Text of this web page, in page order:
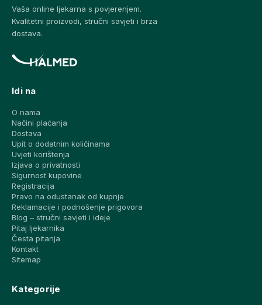
Vaša online ljekarna s povjerenjem.
Kvalitetni proizvodi, stručni savjeti i brza
dostava.
Idi na
O nama
Načini plaćanja
Dostava
Upit o dodatnim količinama
Uvjeti korištenja
Izjava o privatnosti
Sigurnost kupovine
Registracija
Pravo na odustanak od kupnje
Reklamacije i podnošenje prigovora
Blog – stručni savjeti i ideje
Pitaj ljekarnika
Česta pitanja
Kontakt
Sitemap
Kategorije